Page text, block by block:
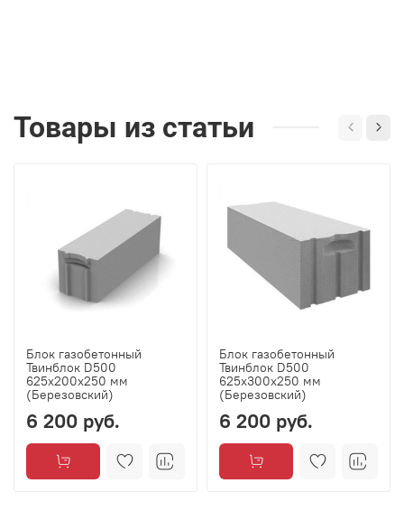
Товары из статьи
Блок газобетонный
Твинблок D500
625х200х250 мм
(Березовский)
6 200 руб.
Блок газобетонный
Твинблок D500
625х300х250 мм
(Березовский)
6 200 руб.